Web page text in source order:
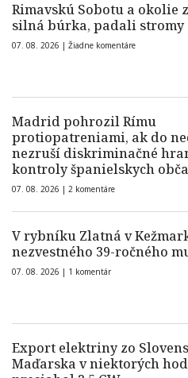
Rimavskú Sobotu a okolie
silná búrka, padali stromy
07. 08. 2026 | Žiadne komentáre
Madrid pohrozil Rímu
protiopatreniami, ak do
nezruší diskriminačné
kontroly španielskych
07. 08. 2026 | 2 komentáre
V rybníku Zlatná v
nezvestného 39-ročného
07. 08. 2026 | 1 komentár
Export elektriny zo
Maďarska v niektorých